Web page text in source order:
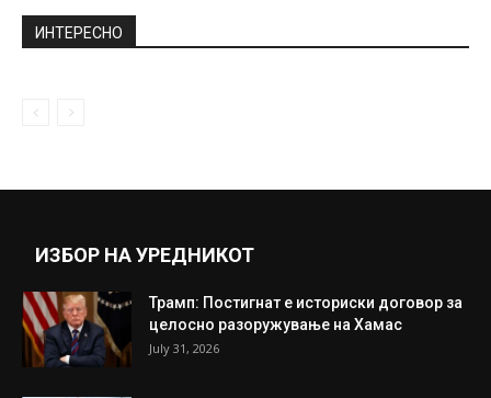
ИНТЕРЕСНО
ИЗБОР НА УРЕДНИКОТ
Трамп: Постигнат е историски договор за
целосно разоружување на Хамас
July 31, 2026